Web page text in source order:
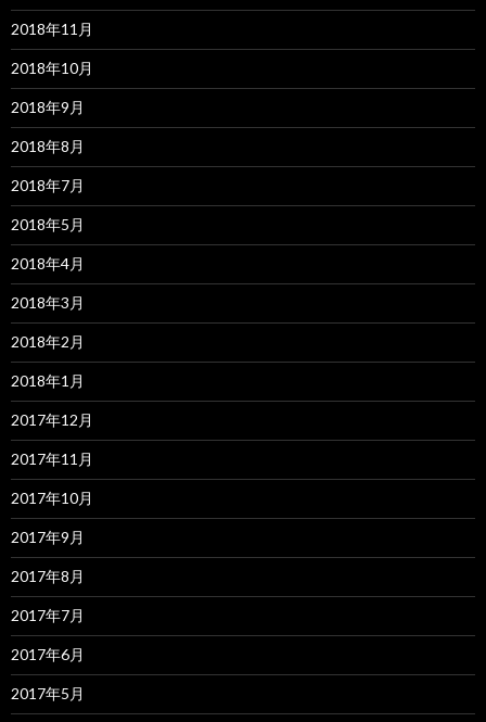
2018年11月
2018年10月
2018年9月
2018年8月
2018年7月
2018年5月
2018年4月
2018年3月
2018年2月
2018年1月
2017年12月
2017年11月
2017年10月
2017年9月
2017年8月
2017年7月
2017年6月
2017年5月